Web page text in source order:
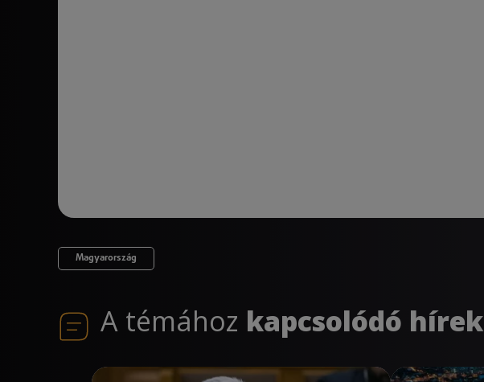
Magyarország
A témához kapcsolódó hírek